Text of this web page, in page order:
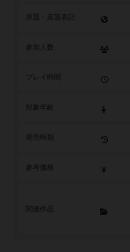
参加人数
参考価格
関連作品